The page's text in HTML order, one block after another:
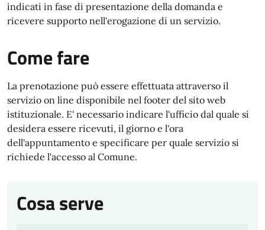
indicati in fase di presentazione della domanda e
ricevere supporto nell'erogazione di un servizio.
Come fare
La prenotazione può essere effettuata attraverso il
servizio on line disponibile nel footer del sito web
istituzionale. E' necessario indicare l'ufficio dal quale si
desidera essere ricevuti, il giorno e l'ora
dell'appuntamento e specificare per quale servizio si
richiede l'accesso al Comune.
Cosa serve